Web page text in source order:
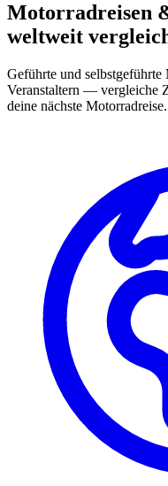
Motorradreisen
weltweit
Geführte und
Veranstaltern — vergleiche
deine nächste Motorradreise.